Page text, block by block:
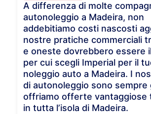
A differenza di molte
autonoleggio a Madeira, non
addebitiamo costi nascosti
nostre pratiche commerciali
e oneste dovrebbero essere
per cui scegli Imperial per il
noleggio auto a Madeira. I
di autonoleggio sono sempre
offriamo offerte vantaggiose
in tutta l’isola di Madeira.